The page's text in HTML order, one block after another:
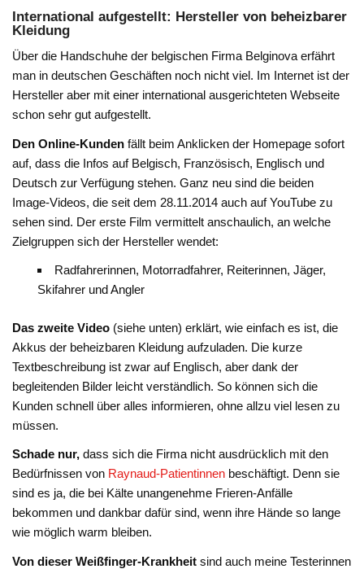
International aufgestellt: Hersteller von beheizbarer
Kleidung
Über die Handschuhe der belgischen Firma Belginova erfährt
man in deutschen Geschäften noch nicht viel. Im Internet ist der
Hersteller aber mit einer international ausgerichteten Webseite
schon sehr gut aufgestellt.
Den Online-Kunden fällt beim Anklicken der Homepage sofort
auf, dass die Infos auf Belgisch, Französisch, Englisch und
Deutsch zur Verfügung stehen. Ganz neu sind die beiden
Image-Videos, die seit dem 28.11.2014 auch auf YouTube zu
sehen sind. Der erste Film vermittelt anschaulich, an welche
Zielgruppen sich der Hersteller wendet:
Radfahrerinnen, Motorradfahrer, Reiterinnen, Jäger,
Skifahrer und Angler
Das zweite Video (siehe unten) erklärt, wie einfach es ist, die
Akkus der beheizbaren Kleidung aufzuladen. Die kurze
Textbeschreibung ist zwar auf Englisch, aber dank der
begleitenden Bilder leicht verständlich. So können sich die
Kunden schnell über alles informieren, ohne allzu viel lesen zu
müssen.
Schade nur, dass sich die Firma nicht ausdrücklich mit den
Bedürfnissen von Raynaud-Patientinnen beschäftigt. Denn sie
sind es ja, die bei Kälte unangenehme Frieren-Anfälle
bekommen und dankbar dafür sind, wenn ihre Hände so lange
wie möglich warm bleiben.
Von dieser Weißfinger-Krankheit sind auch meine Testerinnen